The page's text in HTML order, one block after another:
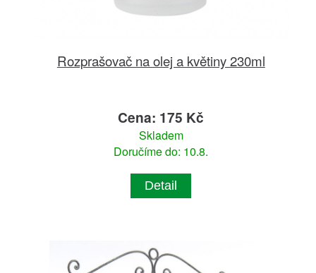
Rozprašovač na olej a květiny 230ml
Cena: 175 Kč
Skladem
Doručíme do: 10.8.
Detail